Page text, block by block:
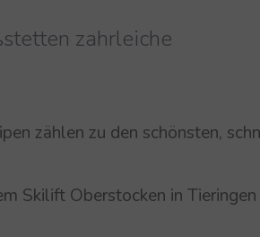
zahrleiche
zählen zu den schönsten,
Skilift Oberstocken in